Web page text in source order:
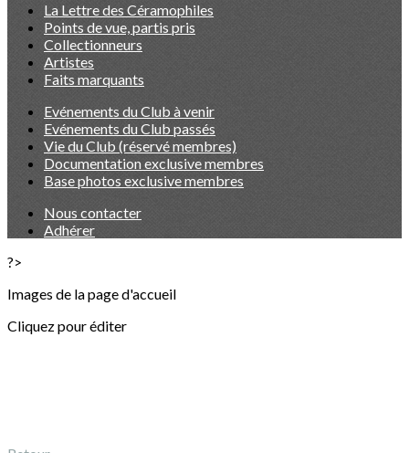
La Lettre des Céramophiles
Points de vue, partis pris
Collectionneurs
Artistes
Faits marquants
Evénements du Club à venir
Evénements du Club passés
Vie du Club (réservé membres)
Documentation exclusive membres
Base photos exclusive membres
Nous contacter
Adhérer
?>
Images de la page d'accueil
Cliquez pour éditer